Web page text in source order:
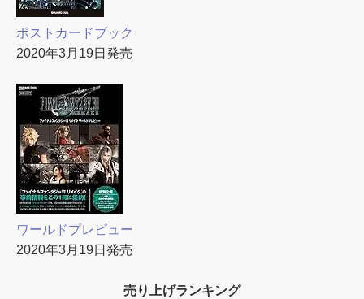
ポストカードブック
2020年3月19日発売
ワールドプレビュー
2020年3月19日発売
売り上げランキング